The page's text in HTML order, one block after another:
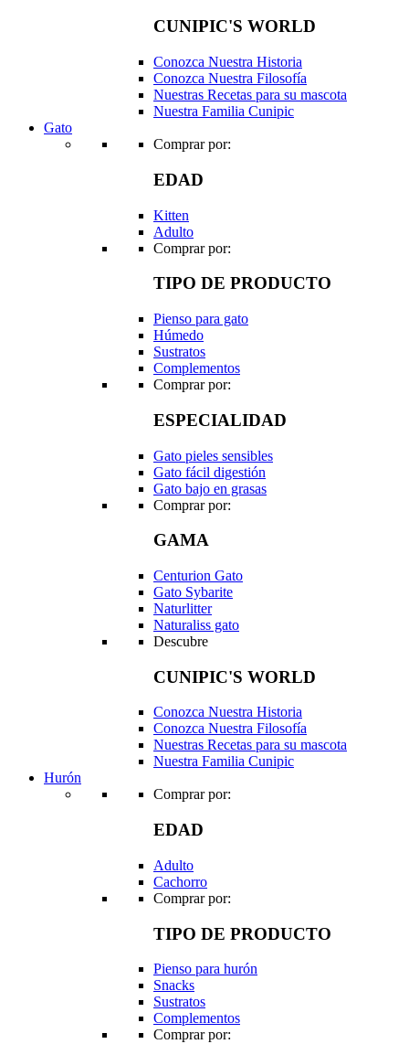
CUNIPIC'S WORLD
Conozca Nuestra Historia
Conozca Nuestra Filosofía
Nuestras Recetas para su mascota
Nuestra Familia Cunipic
Gato
Comprar por:
EDAD
Kitten
Adulto
Comprar por:
TIPO DE PRODUCTO
Pienso para gato
Húmedo
Sustratos
Complementos
Comprar por:
ESPECIALIDAD
Gato pieles sensibles
Gato fácil digestión
Gato bajo en grasas
Comprar por:
GAMA
Centurion Gato
Gato Sybarite
Naturlitter
Naturaliss gato
Descubre
CUNIPIC'S WORLD
Conozca Nuestra Historia
Conozca Nuestra Filosofía
Nuestras Recetas para su mascota
Nuestra Familia Cunipic
Hurón
Comprar por:
EDAD
Adulto
Cachorro
Comprar por:
TIPO DE PRODUCTO
Pienso para hurón
Snacks
Sustratos
Complementos
Comprar por: